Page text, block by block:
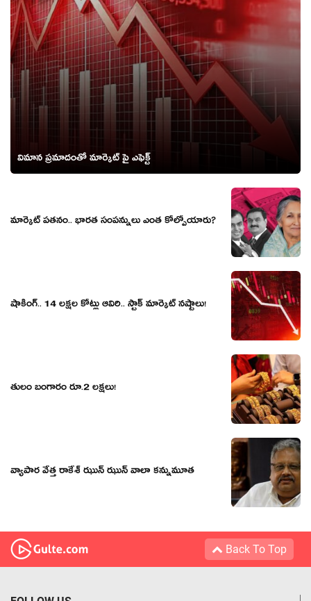
విమాన ప్రమాదంతో మార్కెట్ పై ఎఫెక్ట్
మార్కెట్ పతనం.. భారత సంపన్నులు ఎంత కోల్పోయారు?
షాకింగ్‌.. 14 ల‌క్ష‌ల కోట్లు ఆవిరి.. స్టాక్ మార్కెట్ న‌ష్టాలు!
తులం బంగారం రూ.2 లక్షలు!
వ్యాపార వేత్త రాకేశ్ ఝున్ ఝున్ వాలా కన్నుమూత
Back To Top